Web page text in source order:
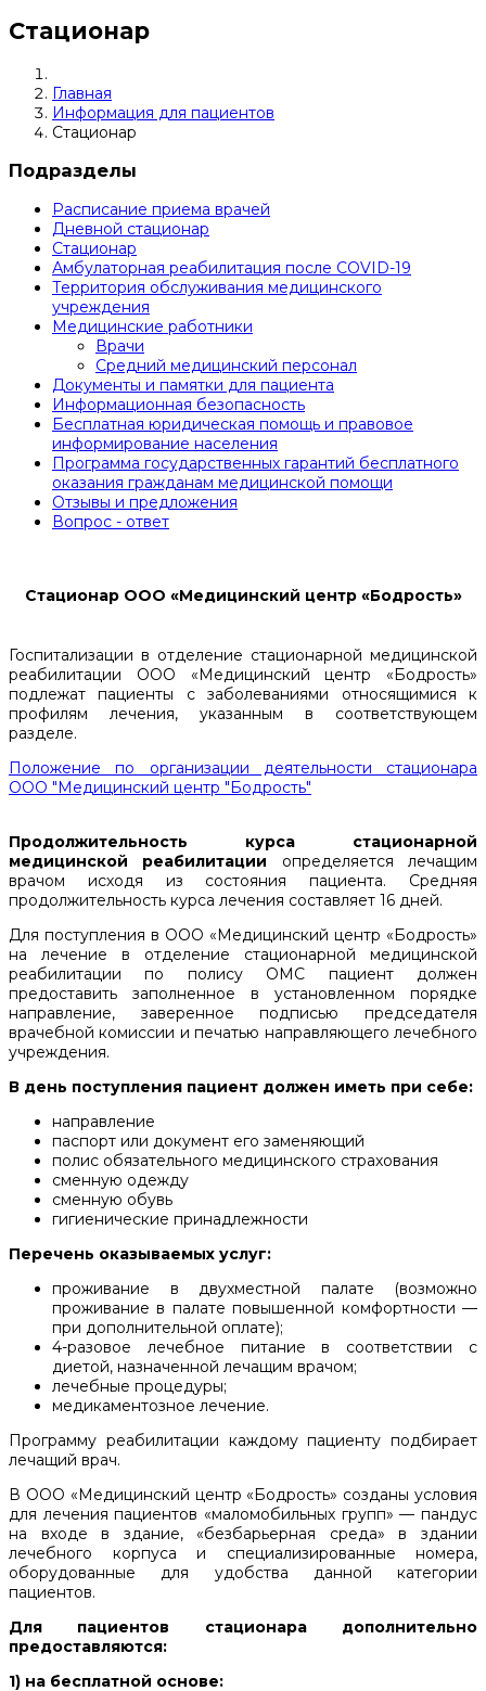
Стационар
Главная
Информация для пациентов
Стационар
Подразделы
Расписание приема врачей
Дневной стационар
Стационар
Амбулаторная реабилитация после COVID-19
Территория обслуживания медицинского
учреждения
Медицинские работники
Врачи
Средний медицинский персонал
Документы и памятки для пациента
Информационная безопасность
Бесплатная юридическая помощь и правовое
информирование населения
Программа государственных гарантий бесплатного
оказания гражданам медицинской помощи
Отзывы и предложения
Вопрос - ответ
Стационар ООО «Медицинский центр «Бодрость»
Госпитализации в отделение стационарной медицинской
реабилитации ООО «Медицинский центр «Бодрость»
подлежат пациенты с заболеваниями относящимися к
профилям лечения, указанным в соответствующем
разделе.
Положение по организации деятельности стационара
ООО "Медицинский центр "Бодрость"
Продолжительность курса стационарной
медицинской реабилитации определяется лечащим
врачом исходя из состояния пациента. Средняя
продолжительность курса лечения составляет 16 дней.
Для поступления в ООО «Медицинский центр «Бодрость»
на лечение в отделение стационарной медицинской
реабилитации по полису ОМС пациент должен
предоставить заполненное в установленном порядке
направление, заверенное подписью председателя
врачебной комиссии и печатью направляющего лечебного
учреждения.
В день поступления пациент должен иметь при себе:
направление
паспорт или документ его заменяющий
полис обязательного медицинского страхования
сменную одежду
сменную обувь
гигиенические принадлежности
Перечень оказываемых услуг:
проживание в двухместной палате (возможно
проживание в палате повышенной комфортности —
при дополнительной оплате);
4-разовое лечебное питание в соответствии с
диетой, назначенной лечащим врачом;
лечебные процедуры;
медикаментозное лечение.
Программу реабилитации каждому пациенту подбирает
лечащий врач.
В ООО «Медицинский центр «Бодрость» созданы условия
для лечения пациентов «маломобильных групп» — пандус
на входе в здание, «безбарьерная среда» в здании
лечебного корпуса и специализированные номера,
оборудованные для удобства данной категории
пациентов.
Для пациентов стационара дополнительно
предоставляются:
1) на бесплатной основе: